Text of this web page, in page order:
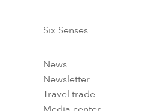
Six Senses
News
Newsletter
Travel trade